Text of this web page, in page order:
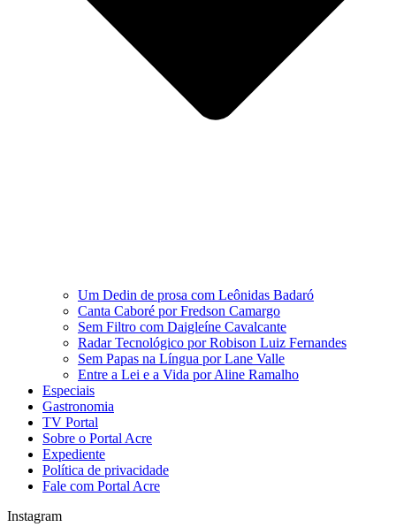
Um Dedin de prosa com Leônidas Badaró
Canta Caboré por Fredson Camargo
Sem Filtro com Daigleíne Cavalcante
Radar Tecnológico por Robison Luiz Fernandes
Sem Papas na Língua por Lane Valle
Entre a Lei e a Vida por Aline Ramalho
Especiais
Gastronomia
TV Portal
Sobre o Portal Acre
Expediente
Política de privacidade
Fale com Portal Acre
Instagram